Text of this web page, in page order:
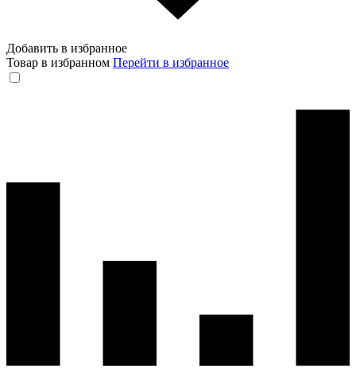
Добавить в избранное
Товар в избранном Перейти в избранное